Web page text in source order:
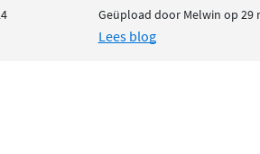
Geüpload door Melwin op 29
Lees blog